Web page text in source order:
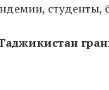
студенты,